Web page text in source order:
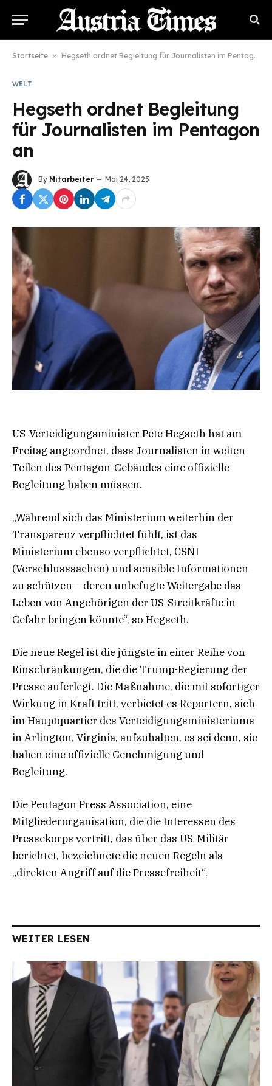
Startseite » Hegseth ordnet Begleitung für Journalisten im Pentagon an
WELT
Hegseth ordnet Begleitung
für Journalisten im Pentagon
an
By Mitarbeiter Mai 24, 2025
US-Verteidigungsminister Pete Hegseth hat am
Freitag angeordnet, dass Journalisten in weiten
Teilen des Pentagon-Gebäudes eine offizielle
Begleitung haben müssen.
„Während sich das Ministerium weiterhin der
Transparenz verpflichtet fühlt, ist das
Ministerium ebenso verpflichtet, CSNI
(Verschlusssachen) und sensible Informationen
zu schützen – deren unbefugte Weitergabe das
Leben von Angehörigen der US-Streitkräfte in
Gefahr bringen könnte“, so Hegseth.
Die neue Regel ist die jüngste in einer Reihe von
Einschränkungen, die die Trump-Regierung der
Presse auferlegt. Die Maßnahme, die mit sofortiger
Wirkung in Kraft tritt, verbietet es Reportern, sich
im Hauptquartier des Verteidigungsministeriums
in Arlington, Virginia, aufzuhalten, es sei denn, sie
haben eine offizielle Genehmigung und
Begleitung.
Die Pentagon Press Association, eine
Mitgliederorganisation, die die Interessen des
Pressekorps vertritt, das über das US-Militär
berichtet, bezeichnete die neuen Regeln als
„direkten Angriff auf die Pressefreiheit“.
WEITER LESEN